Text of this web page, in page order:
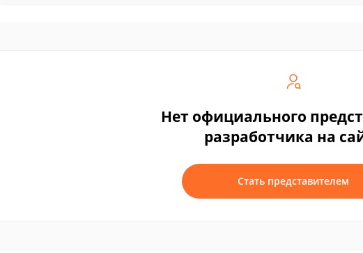
Нет официального
разработчика на
Стать представителем